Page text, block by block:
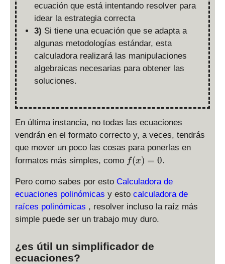
ecuación que está intentando resolver para
idear la estrategia correcta
3) Si tiene una ecuación que se adapta a
algunas metodologías estándar, esta
calculadora realizará las manipulaciones
algebraicas necesarias para obtener las
soluciones.
En última instancia, no todas las ecuaciones
vendrán en el formato correcto y, a veces, tendrás
que mover un poco las cosas para ponerlas en
formatos más simples, como f(
)
=
0
f(x) = 0.
Pero como sabes por esto Calculadora de
ecuaciones polinómicas y esto calculadora de
raíces polinómicas , resolver incluso la raíz más
simple puede ser un trabajo muy duro.
¿es útil un simplificador de
ecuaciones?